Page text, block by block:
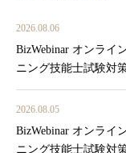
2026.08.06
BizWebinar オンラ
ニング技能士試験対
2026.08.05
BizWebinar オンラ
ニング技能士試験対